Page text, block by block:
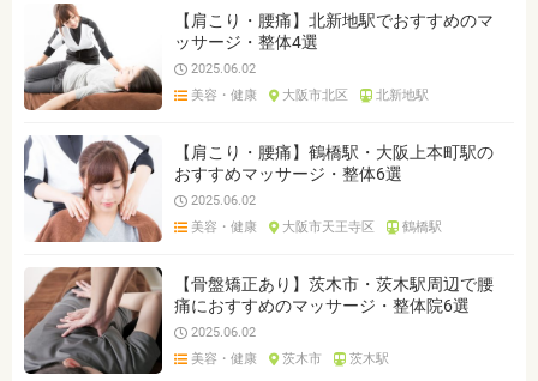
【肩こり・腰痛】北新地駅でおすすめのマ
ッサージ・整体4選
2025.06.02
美容・健康
大阪市北区 北新地駅
【肩こり・腰痛】鶴橋駅・大阪上本町駅の
おすすめマッサージ・整体6選
2025.06.02
美容・健康
大阪市天王寺区 鶴橋駅
【骨盤矯正あり】茨木市・茨木駅周辺で腰
痛におすすめのマッサージ・整体院6選
2025.06.02
美容・健康
茨木市 茨木駅